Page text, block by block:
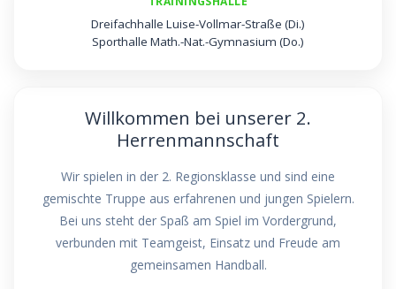
Dreifachhalle Luise-Vollmar-Straße (Di.)
Sporthalle Math.-Nat.-Gymnasium (Do.)
Willkommen bei unserer 2.
Herrenmannschaft
Wir spielen in der 2. Regionsklasse und sind eine
gemischte Truppe aus erfahrenen und jungen Spielern.
Bei uns steht der Spaß am Spiel im Vordergrund,
verbunden mit Teamgeist, Einsatz und Freude am
gemeinsamen Handball.